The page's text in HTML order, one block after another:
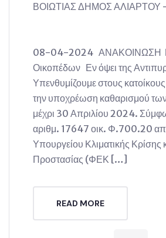
ΒΟΙΩΤΙΑΣ ΔΗΜΟΣ ΑΛΙΑΡΤΟΥ
08-04-2024 ΑΝΑΚΟΙΝΩΣΗ
Οικοπέδων Εν όψει της
Υπενθυμίζουμε στους
την υποχρέωση καθαρισμού
μέχρι 30 Απριλίου 2024.
αριθμ. 17647 οικ. Φ.700.20
Υπουργείου Κλιματικής Κρίσης
Προστασίας (ΦΕΚ […]
READ MORE